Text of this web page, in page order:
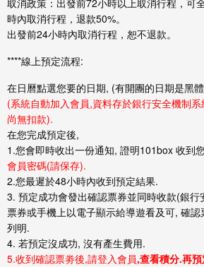
取消政策：出發前72小時以上取消行程，可
時內取消行程，退款50%。
出發前24小時內取消行程，恕不退款。
****線上預定流程:
在日曆點選您要的日期, (有開團的日期是黑體
(系統自動加入會員,資料存於銀行安全機制
尚無扣款).
在您完成預定後,
1.您會即時收出一份通知, 證明101box 收到
會員密碼(請保存).
2.您最遲於48小時內收到預定結果.
3. 預定成功會發出確認票券並同時收款(銀
票券或手機上以電子顯示給導遊看及可, 確
列明.
4. 若預定沒成功, 沒有產生費用.
5.收到確認票劵後,請登入會員,查看積分.再